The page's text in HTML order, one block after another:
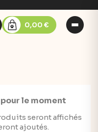
0,00 €
le moment
seront affichés
ajoutés.